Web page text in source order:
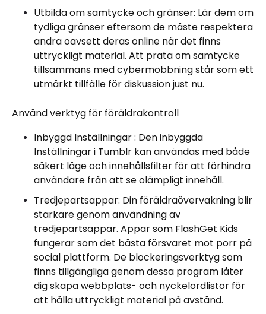
Utbilda om samtycke och gränser: Lär dem om
tydliga gränser eftersom de måste respektera
andra oavsett deras online när det finns
uttryckligt material. Att prata om samtycke
tillsammans med cybermobbning står som ett
utmärkt tillfälle för diskussion just nu.
Använd verktyg för föräldrakontroll
Inbyggd Inställningar : Den inbyggda
Inställningar i Tumblr kan användas med både
säkert läge och innehållsfilter för att förhindra
användare från att se olämpligt innehåll.
Tredjepartsappar: Din föräldraövervakning blir
starkare genom användning av
tredjepartsappar. Appar som FlashGet Kids
fungerar som det bästa försvaret mot porr på
social plattform. De blockeringsverktyg som
finns tillgängliga genom dessa program låter
dig skapa webbplats- och nyckelordlistor för
att hålla uttryckligt material på avstånd.